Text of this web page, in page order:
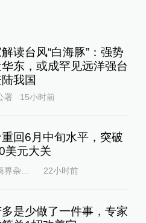
读台风“白海豚”：强势
东，或成罕见远洋强台
我国
署 15小时前
回6月中旬水平，突破
美元大关
中国商界杂志社 22小时前
多是少做了一件事，专家